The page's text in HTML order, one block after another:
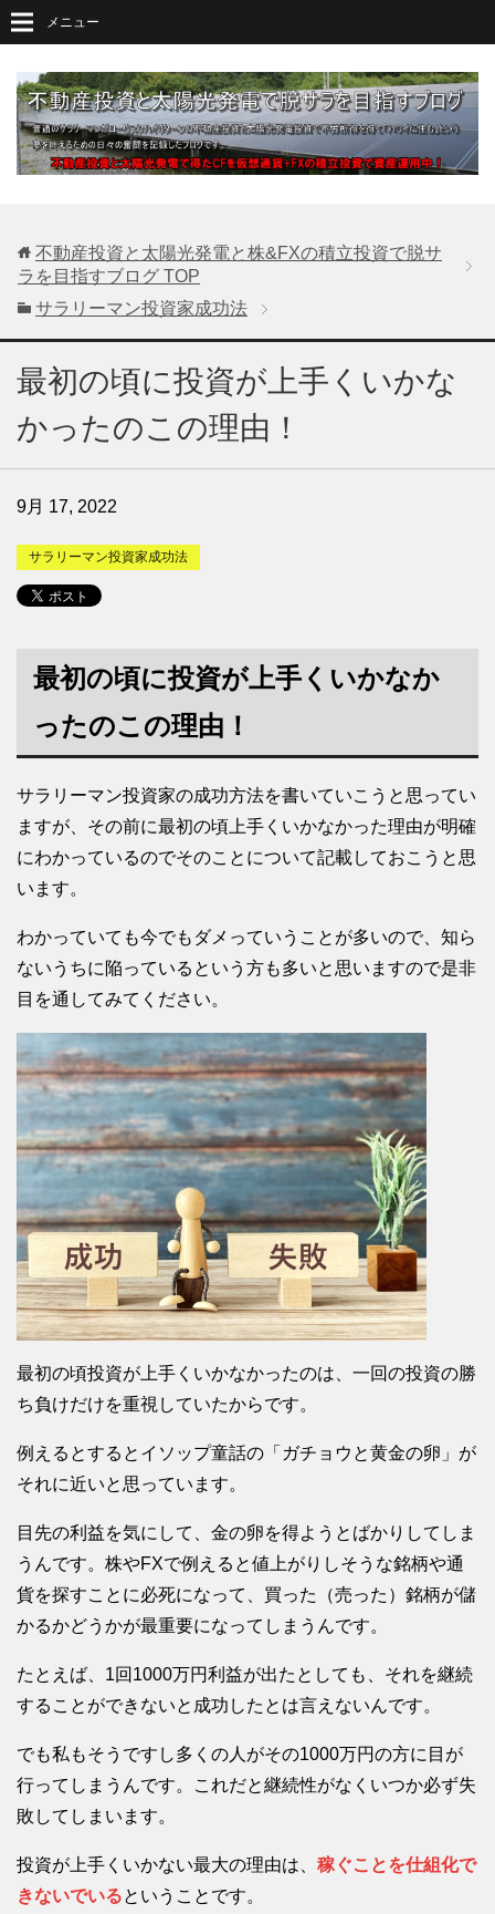
メニュー
不動産投資と太陽光発電と株&FXの積立投資で脱サ
ラを目指すブログ TOP
サラリーマン投資家成功法
最初の頃に投資が上手くいかな
かったのこの理由！
9月 17, 2022
サラリーマン投資家成功法
最初の頃に投資が上手くいかなか
ったのこの理由！
サラリーマン投資家の成功方法を書いていこうと思ってい
ますが、その前に最初の頃上手くいかなかった理由が明確
にわかっているのでそのことについて記載しておこうと思
います。
わかっていても今でもダメっていうことが多いので、知ら
ないうちに陥っているという方も多いと思いますので是非
目を通してみてください。
最初の頃投資が上手くいかなかったのは、一回の投資の勝
ち負けだけを重視していたからです。
例えるとするとイソップ童話の「ガチョウと黄金の卵」が
それに近いと思っています。
目先の利益を気にして、金の卵を得ようとばかりしてしま
うんです。株やFXで例えると値上がりしそうな銘柄や通
貨を探すことに必死になって、買った（売った）銘柄が儲
かるかどうかが最重要になってしまうんです。
たとえば、1回1000万円利益が出たとしても、それを継続
することができないと成功したとは言えないんです。
でも私もそうですし多くの人がその1000万円の方に目が
行ってしまうんです。これだと継続性がなくいつか必ず失
敗してしまいます。
投資が上手くいかない最大の理由は、 稼ぐことを仕組化で
きないでいるということです。